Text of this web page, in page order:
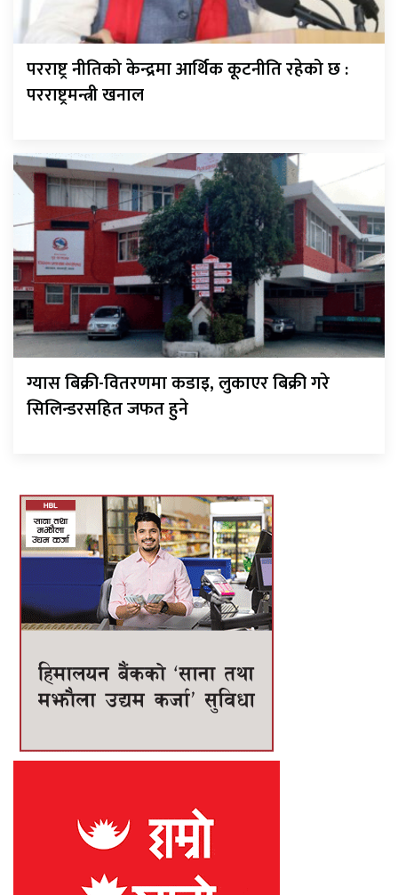
परराष्ट्र नीतिको केन्द्रमा आर्थिक कूटनीति रहेको छ :
परराष्ट्रमन्त्री खनाल
ग्यास बिक्री-वितरणमा कडाइ, लुकाएर बिक्री गरे
सिलिन्डरसहित जफत हुने